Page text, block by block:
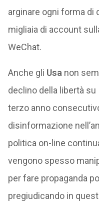
arginare ogni forma di
migliaia di account
WeChat.
Anche gli Usa non
declino della libertà su
terzo anno
disinformazione
politica on-line
vengono spesso
per fare propaganda
pregiudicando in